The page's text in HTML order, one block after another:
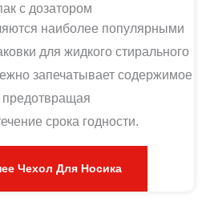
с дозатором
наиболее популярными
для жидкого стирального
запечатывает содержимое
предотвращая
срока годности.
Чехол Для Носика